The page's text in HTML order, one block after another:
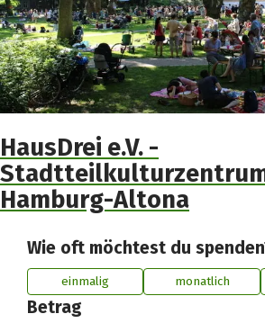
HausDrei e.V. -
Hamburg-Altona
Wie oft möchtest du
einmalig monatlich
Betrag